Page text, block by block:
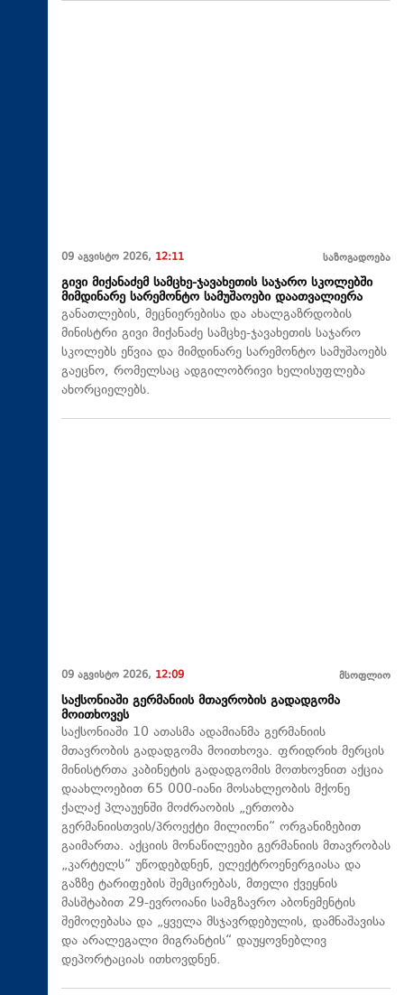
09 აგვისტო 2026, 12:11 საზოგადოება
გივი მიქანაძემ სამცხე-ჯავახეთის საჯარო სკოლებში
მიმდინარე სარემონტო სამუშაოები დაათვალიერა
განათლების, მეცნიერებისა და ახალგაზრდობის
მინისტრი გივი მიქანაძე სამცხე-ჯავახეთის საჯარო
სკოლებს ეწვია და მიმდინარე სარემონტო სამუშაოებს
გაეცნო, რომელსაც ადგილობრივი ხელისუფლება
ახორციელებს.
09 აგვისტო 2026, 12:09 მსოფლიო
საქსონიაში გერმანიის მთავრობის გადადგომა
მოითხოვეს
საქსონიაში 10 ათასმა ადამიანმა გერმანიის
მთავრობის გადადგომა მოითხოვა. ფრიდრიხ მერცის
მინისტრთა კაბინეტის გადადგომის მოთხოვნით აქცია
დაახლოებით 65 000-იანი მოსახლეობის მქონე
ქალაქ პლაუენში მოძრაობის „ერთობა
გერმანიისთვის/პროექტი მილიონი“ ორგანიზებით
გაიმართა. აქციის მონაწილეები გერმანიის მთავრობას
„კარტელს“ უწოდებდნენ, ელექტროენერგიასა და
გაზზე ტარიფების შემცირებას, მთელი ქვეყნის
მასშტაბით 29-ევროიანი სამგზავრო აბონემენტის
შემოღებასა და „ყველა მსჯავრდებულის, დამნაშავისა
და არალეგალი მიგრანტის“ დაუყოვნებლივ
დეპორტაციას ითხოვდნენ.